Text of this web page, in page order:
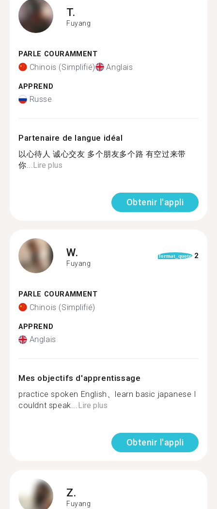
T.
Fuyang
PARLE COURAMMENT
Chinois (Simplifié) Anglais
APPREND
Russe
Partenaire de langue idéal
以心待人 诚心交友 多个朋友多个路 有空过来带
你...Lire plus
Obtenir l'appli
W.
Fuyang
format_quote 2
PARLE COURAMMENT
Chinois (Simplifié)
APPREND
Anglais
Mes objectifs d'apprentissage
practice spoken English、learn basic japanese I
couldnt speak...Lire plus
Obtenir l'appli
Z.
Fuyang